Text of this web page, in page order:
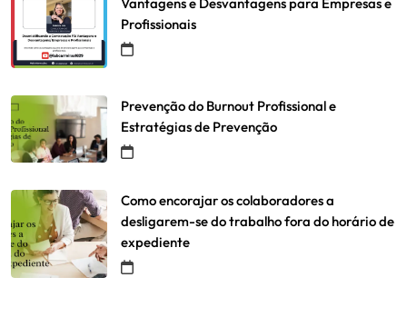
Profissionais
Prevenção do Burnout Profissional e
Estratégias de Prevenção
Como encorajar os colaboradores a
desligarem-se do trabalho fora do horário de
expediente